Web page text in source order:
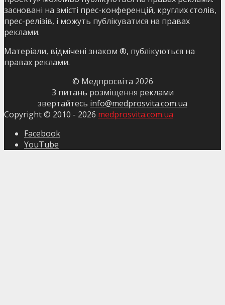
засновані на змісті прес-конференцій, круглих столів,
прес-релізів, і можуть публікуватися на правах
реклами.
Матеріали, відмічені знаком ®, публікуються на
правах реклами.
© Медпросвіта 2026
З питань розміщення реклами
звертайтесь info@medprosvita.com.ua
Copyright © 2010 - 2026 medprosvita.com.ua
Facebook
YouTube